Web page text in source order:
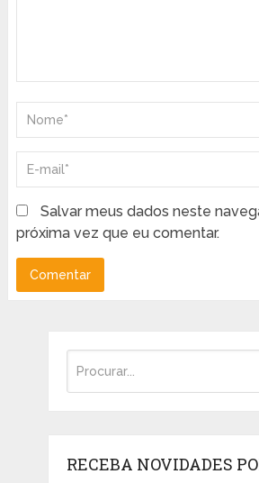
Salvar meus dados neste
próxima vez que eu comentar.
RECEBA NOVIDADES